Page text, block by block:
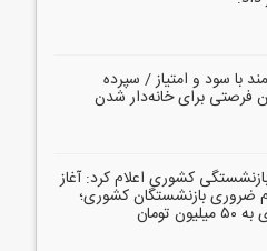
با سود و امتیاز / سپرده
فرصتی برای خانه‌دار شدن
کشوری اعلام کرد: آغاز
ضروری بازنشستگان کشوری؛
تومان